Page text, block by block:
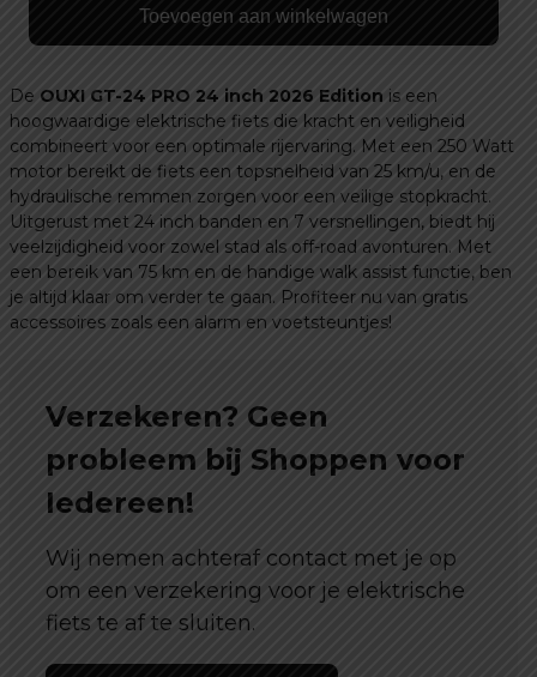
24
Inch
-
Inclusief
Alarm,
Voetsteuntjes,
Groot
Scherm
&
km/u
aantal
Toevoegen aan winkelwagen
De OUXI GT-24 PRO 24 inch 2026 Edition is een
hoogwaardige elektrische fiets die kracht en veiligheid
combineert voor een optimale rijervaring. Met een 250 Watt
motor bereikt de fiets een topsnelheid van 25 km/u, en de
hydraulische remmen zorgen voor een veilige stopkracht.
Uitgerust met 24 inch banden en 7 versnellingen, biedt hij
veelzijdigheid voor zowel stad als off-road avonturen. Met
een bereik van 75 km en de handige walk assist functie, ben
je altijd klaar om verder te gaan. Profiteer nu van gratis
accessoires zoals een alarm en voetsteuntjes!
Verzekeren? Geen
probleem bij Shoppen voor
Iedereen!
Wij nemen achteraf contact met je op
om een verzekering voor je elektrische
fiets te af te sluiten.